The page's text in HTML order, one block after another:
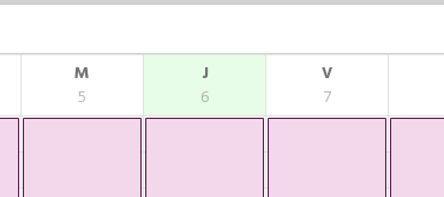
M
5
J
6
V
7